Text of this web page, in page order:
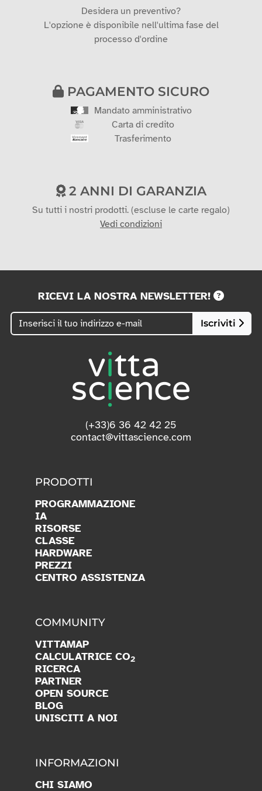
Desidera un preventivo?
L'opzione è disponibile nell'ultima fase del
processo d'ordine
PAGAMENTO SICURO
Mandato amministrativo
Carta di credito
Trasferimento
2 ANNI DI GARANZIA
Su tutti i nostri prodotti. (escluse le carte regalo)
Vedi condizioni
RICEVI LA NOSTRA NEWSLETTER!
Iscriviti
(+33)6 36 42 42 25
contact@vittascience.com
PRODOTTI
PROGRAMMAZIONE
IA
RISORSE
CLASSE
HARDWARE
PREZZI
CENTRO ASSISTENZA
COMMUNITY
VITTAMAP
CALCULATRICE CO2
RICERCA
PARTNER
OPEN SOURCE
BLOG
UNISCITI A NOI
INFORMAZIONI
CHI SIAMO